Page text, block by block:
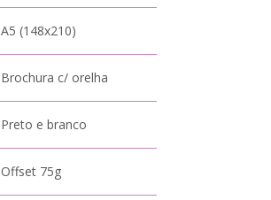
A5 (148x210)
Brochura c/ orelha
Preto e branco
Offset 75g